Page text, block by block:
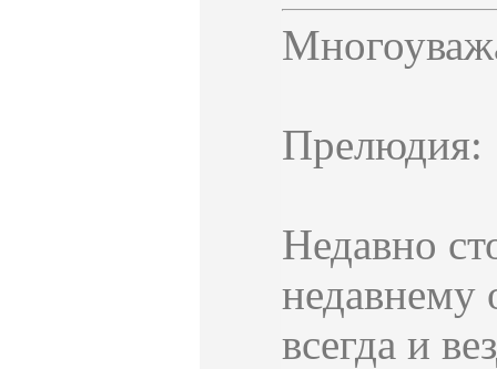
Прелюдия:
Недавно
недавнему
всегда и